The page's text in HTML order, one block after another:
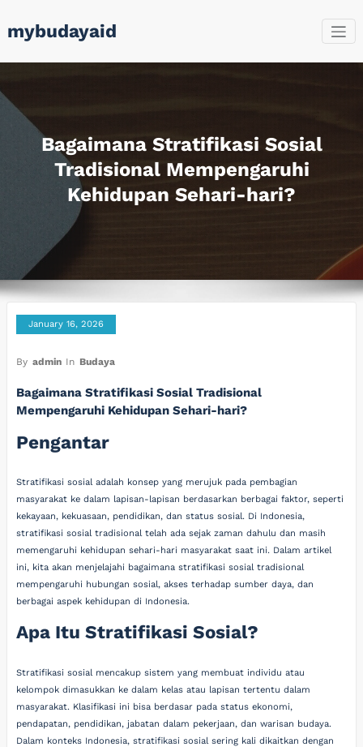
to
content
mybudayaid
Bagaimana Stratifikasi Sosial
Tradisional Mempengaruhi
Kehidupan Sehari-hari?
January 16, 2026
By admin In Budaya
Bagaimana Stratifikasi Sosial Tradisional
Mempengaruhi Kehidupan Sehari-hari?
Pengantar
Stratifikasi sosial adalah konsep yang merujuk pada pembagian
masyarakat ke dalam lapisan-lapisan berdasarkan berbagai faktor, seperti
kekayaan, kekuasaan, pendidikan, dan status sosial. Di Indonesia,
stratifikasi sosial tradisional telah ada sejak zaman dahulu dan masih
memengaruhi kehidupan sehari-hari masyarakat saat ini. Dalam artikel
ini, kita akan menjelajahi bagaimana stratifikasi sosial tradisional
mempengaruhi hubungan sosial, akses terhadap sumber daya, dan
berbagai aspek kehidupan di Indonesia.
Apa Itu Stratifikasi Sosial?
Stratifikasi sosial mencakup sistem yang membuat individu atau
kelompok dimasukkan ke dalam kelas atau lapisan tertentu dalam
masyarakat. Klasifikasi ini bisa berdasar pada status ekonomi,
pendapatan, pendidikan, jabatan dalam pekerjaan, dan warisan budaya.
Dalam konteks Indonesia, stratifikasi sosial sering kali dikaitkan dengan